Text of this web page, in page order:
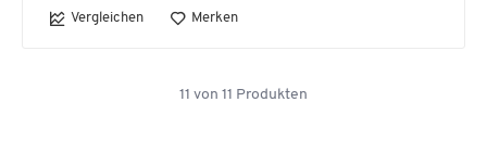
Vergleichen Merken
11 von 11 Produkten